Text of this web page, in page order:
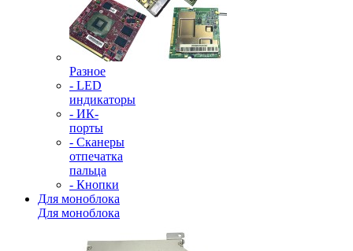
Разное
- LED
индикаторы
- ИК-
порты
- Сканеры
отпечатка
пальца
- Кнопки
Для моноблока
Для моноблока